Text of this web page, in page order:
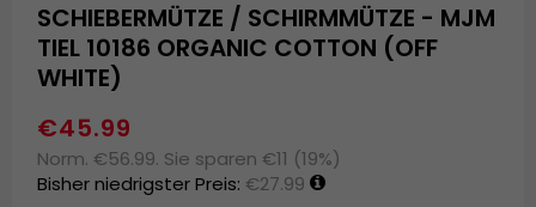
SCHIEBERMÜTZE / SCHIRMMÜTZE - MJM
TIEL 10186 ORGANIC COTTON (OFF
WHITE)
€45.99
Norm. €56.99. Sie sparen €11 (19%)
Bisher niedrigster Preis: €27.99